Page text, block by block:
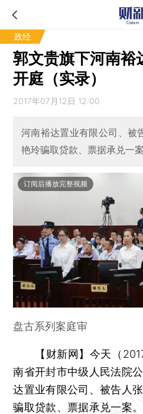
政经
郭文贵旗下河南裕
开庭（实录）
2017年07月12日 12:00
河南裕达置业有限公司、被
艳玲骗取贷款、票据承兑一
订阅后播放完整视频
盘古系列案庭审
【财新网】 今天（
南省开封市中级人民法院
达置业有限公司、被告人
骗取贷款、票据承兑一案